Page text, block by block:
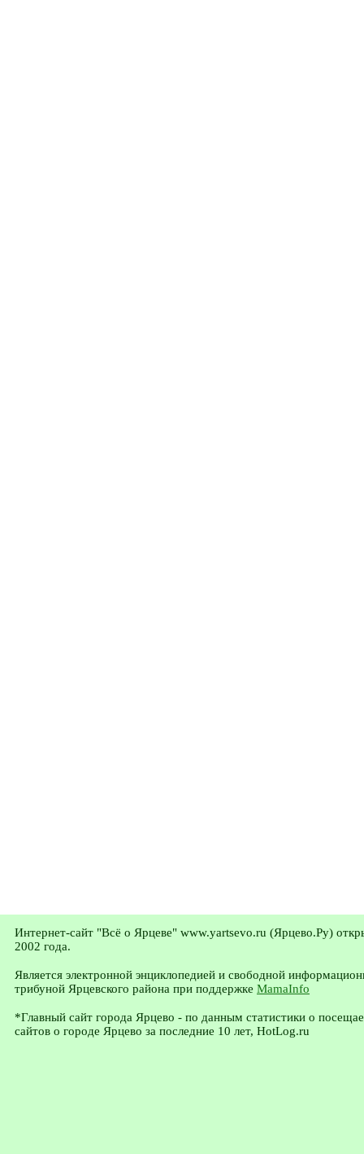
Интернет-сайт "Всё о Ярцеве" www.yartsevo.ru (Ярцево.Ру)
2002 года.
Является электронной энциклопедией и свободной
трибуной Ярцевского района при поддержке MamaInfo
*Главный сайт города Ярцево - по данным статистики о
сайтов о городе Ярцево за последние 10 лет, HotLog.ru